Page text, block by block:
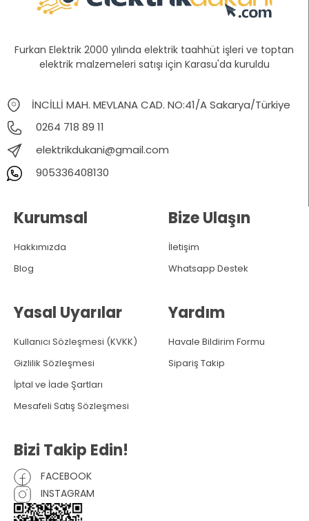
Furkan Elektrik 2000 yılında elektrik taahhüt işleri ve toptan
elektrik malzemeleri satışı için Karasu'da kuruldu
İNCİLLİ MAH. MEVLANA CAD. NO:41/A Sakarya/Türkiye
0264 718 89 11
elektrikdukani@gmail.com
905336408130
Kurumsal
Hakkımızda
Blog
Yasal Uyarılar
Kullanıcı Sözleşmesi (KVKK)
Gizlilik Sözleşmesi
İptal ve İade Şartları
Mesafeli Satış Sözleşmesi
Bize Ulaşın
İletişim
Whatsapp Destek
Yardım
Havale Bildirim Formu
Sipariş Takip
Bizi Takip Edin!
FACEBOOK
INSTAGRAM